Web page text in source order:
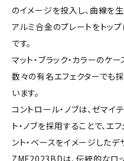
のイメージを投入し、曲線を
アルミ合金のプレートをトッ
です。
マット・ブラック・カラーのケ
数々の有名エフェクターでも
います。
コントロール・ノブは、ゼマイ
ト・ノブを採用することで、エ
ント・ベースをイメージしたデ
ZMF2023BDは、伝統的なロ